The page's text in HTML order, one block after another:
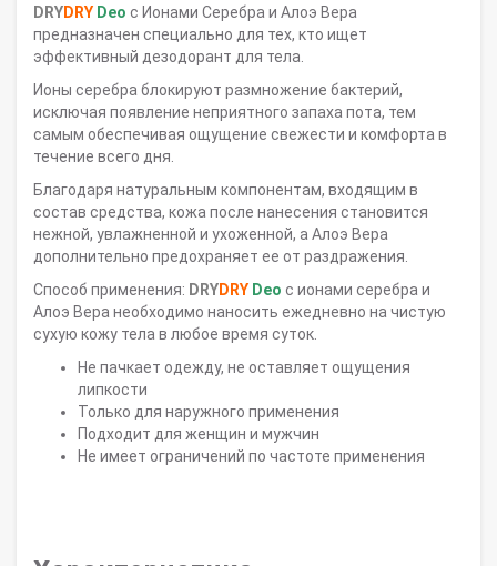
DRYDRY Deo с Ионами Серебра и Алоэ Вера
предназначен специально для тех, кто ищет
эффективный дезодорант для тела.
Ионы серебра блокируют размножение бактерий,
исключая появление неприятного запаха пота, тем
самым обеспечивая ощущение свежести и комфорта в
течение всего дня.
Благодаря натуральным компонентам, входящим в
состав средства, кожа после нанесения становится
нежной, увлажненной и ухоженной, а Алоэ Вера
дополнительно предохраняет ее от раздражения.
Способ применения: DRYDRY Deo с ионами серебра и
Алоэ Вера необходимо наносить ежедневно на чистую
сухую кожу тела в любое время суток.
Не пачкает одежду, не оставляет ощущения
липкости
Только для наружного применения
Подходит для женщин и мужчин
Не имеет ограничений по частоте применения